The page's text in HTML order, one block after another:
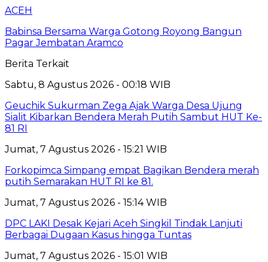
ACEH
Babinsa Bersama Warga Gotong Royong Bangun
Pagar Jembatan Aramco
Berita Terkait
Sabtu, 8 Agustus 2026 - 00:18 WIB
Geuchik Sukurman Zega Ajak Warga Desa Ujung
Sialit Kibarkan Bendera Merah Putih Sambut HUT Ke-
81 RI
Jumat, 7 Agustus 2026 - 15:21 WIB
Forkopimca Simpang empat Bagikan Bendera merah
putih Semarakan HUT RI ke 81.
Jumat, 7 Agustus 2026 - 15:14 WIB
DPC LAKI Desak Kejari Aceh Singkil Tindak Lanjuti
Berbagai Dugaan Kasus hingga Tuntas
Jumat, 7 Agustus 2026 - 15:01 WIB